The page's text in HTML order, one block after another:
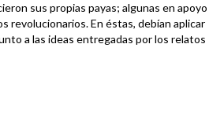
sus propias payas; algunas en apoyo
revolucionarios. En éstas, debían aplicar
a las ideas entregadas por los relatos